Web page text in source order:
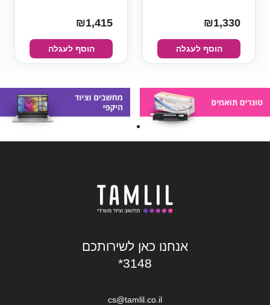
₪1,330
הוסף לעגלה
₪1,415
הוסף לעגלה
אנחנו כאן לשירותכם
*3148
cs@tamlil.co.il